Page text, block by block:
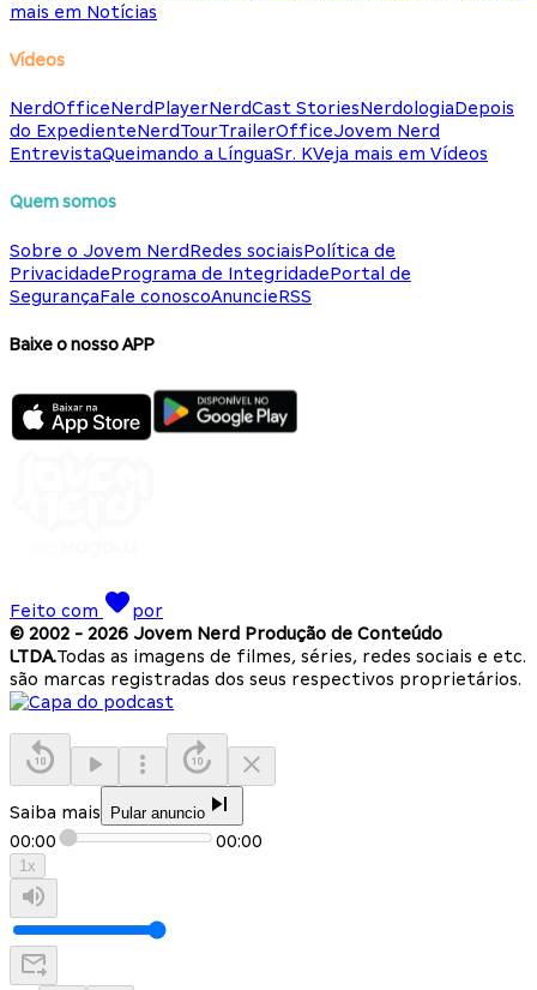
mais em Notícias
Vídeos
NerdOfficeNerdPlayerNerdCast StoriesNerdologiaDepois
do ExpedienteNerdTourTrailerOfficeJovem Nerd
EntrevistaQueimando a LínguaSr. KVeja mais em Vídeos
Quem somos
Sobre o Jovem NerdRedes sociaisPolítica de
PrivacidadePrograma de IntegridadePortal de
SegurançaFale conoscoAnuncieRSS
Baixe o nosso APP
Feito com
por
© 2002 - 2026 Jovem Nerd Produção de Conteúdo
LTDA.Todas as imagens de filmes, séries, redes sociais e etc.
são marcas registradas dos seus respectivos proprietários.
Saiba mais Pular anuncio
00:00 00:00
1x